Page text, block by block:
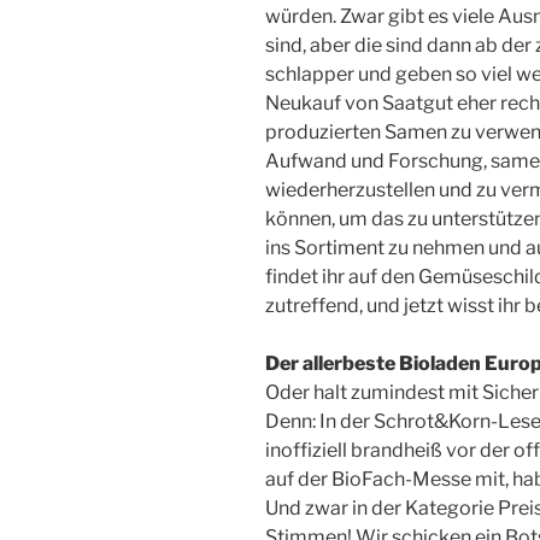
würden. Zwar gibt es viele
sind, aber die sind dann ab
schlapper und geben so viel
Neukauf von Saatgut eher
produzierten Samen zu
Aufwand und Forschung,
wiederherzustellen und zu
können, um das zu
ins Sortiment zu nehmen und
findet ihr auf den
zutreffend, und jetzt wisst ihr
Der allerbeste Bioladen
Oder halt zumindest mit
Denn: In der Schrot&Korn-
inoffiziell brandheiß vor der
auf der BioFach-Messe mit,
Und zwar in der Kategorie